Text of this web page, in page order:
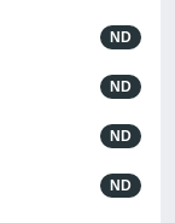
ND
ND
ND
ND